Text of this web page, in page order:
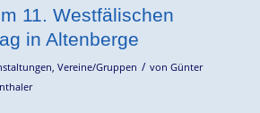
11. Westfälischen
in Altenberge
Vereine/Gruppen / von Günter